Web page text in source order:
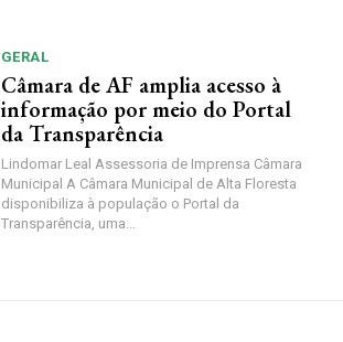
GERAL
Câmara de AF amplia acesso à
informação por meio do Portal
da Transparência
Lindomar Leal Assessoria de Imprensa Câmara
Municipal A Câmara Municipal de Alta Floresta
disponibiliza à população o Portal da
Transparência, uma...